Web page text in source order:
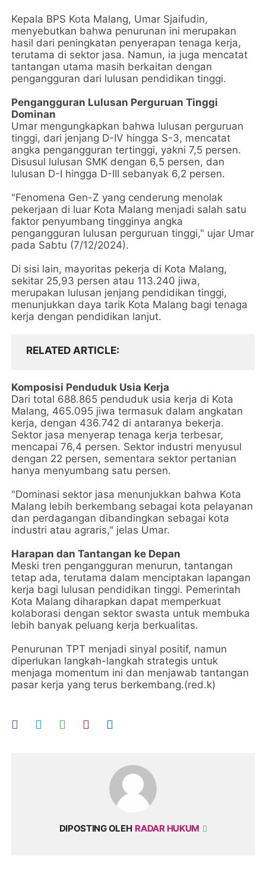
Kepala BPS Kota Malang, Umar Sjaifudin,
menyebutkan bahwa penurunan ini merupakan
hasil dari peningkatan penyerapan tenaga kerja,
terutama di sektor jasa. Namun, ia juga mencatat
tantangan utama masih berkaitan dengan
pengangguran dari lulusan pendidikan tinggi.
Pengangguran Lulusan Perguruan Tinggi
Dominan
Umar mengungkapkan bahwa lulusan perguruan
tinggi, dari jenjang D-IV hingga S-3, mencatat
angka pengangguran tertinggi, yakni 7,5 persen.
Disusul lulusan SMK dengan 6,5 persen, dan
lulusan D-I hingga D-III sebanyak 6,2 persen.
"Fenomena Gen-Z yang cenderung menolak
pekerjaan di luar Kota Malang menjadi salah satu
faktor penyumbang tingginya angka
pengangguran lulusan perguruan tinggi," ujar Umar
pada Sabtu (7/12/2024).
Di sisi lain, mayoritas pekerja di Kota Malang,
sekitar 25,93 persen atau 113.240 jiwa,
merupakan lulusan jenjang pendidikan tinggi,
menunjukkan daya tarik Kota Malang bagi tenaga
kerja dengan pendidikan lanjut.
RELATED ARTICLE
Komposisi Penduduk Usia Kerja
Dari total 688.865 penduduk usia kerja di Kota
Malang, 465.095 jiwa termasuk dalam angkatan
kerja, dengan 436.742 di antaranya bekerja.
Sektor jasa menyerap tenaga kerja terbesar,
mencapai 76,4 persen. Sektor industri menyusul
dengan 22 persen, sementara sektor pertanian
hanya menyumbang satu persen.
"Dominasi sektor jasa menunjukkan bahwa Kota
Malang lebih berkembang sebagai kota pelayanan
dan perdagangan dibandingkan sebagai kota
industri atau agraris," jelas Umar.
Harapan dan Tantangan ke Depan
Meski tren pengangguran menurun, tantangan
tetap ada, terutama dalam menciptakan lapangan
kerja bagi lulusan pendidikan tinggi. Pemerintah
Kota Malang diharapkan dapat memperkuat
kolaborasi dengan sektor swasta untuk membuka
lebih banyak peluang kerja berkualitas.
Penurunan TPT menjadi sinyal positif, namun
diperlukan langkah-langkah strategis untuk
menjaga momentum ini dan menjawab tantangan
pasar kerja yang terus berkembang.(red.k)
DIPOSTING OLEH RADAR HUKUM